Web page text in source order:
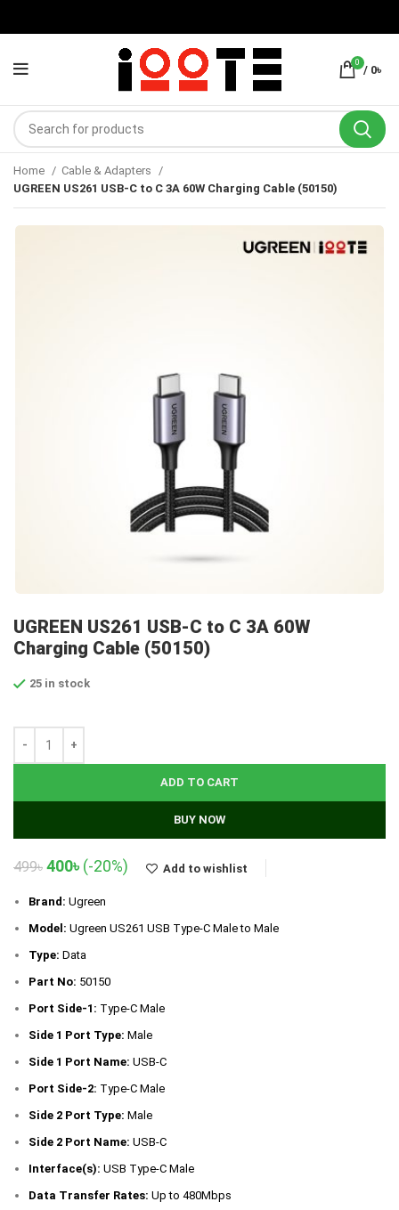
0
/ 0৳
Home
Cable & Adapters
UGREEN US261 USB-C to C 3A 60W Charging Cable (50150)
UGREEN US261 USB-C to C 3A 60W
Charging Cable (50150)
25 in stock
ADD TO CART
BUY NOW
499৳ Original
was:
499৳.
400৳Current
is:
400৳.
(-20%) Add to wishlist
Brand: Ugreen
Model: Ugreen US261 USB Type-C Male to Male
Type: Data
Part No: 50150
Port Side-1: Type-C Male
Side 1 Port Type: Male
Side 1 Port Name: USB-C
Port Side-2: Type-C Male
Side 2 Port Type: Male
Side 2 Port Name: USB-C
Interface(s): USB Type-C Male
Data Transfer Rates: Up to 480Mbps